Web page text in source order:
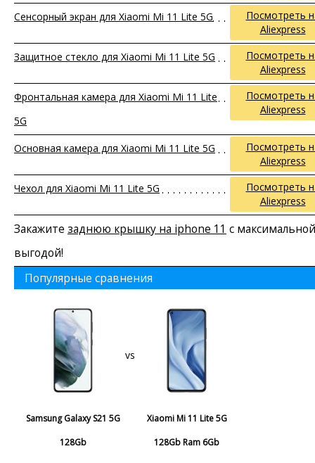
Сенсорный экран для Xiaomi Mi 11 Lite 5G
Посмотреть
Aliexpress
Защитное стекло для Xiaomi Mi 11 Lite 5G
Посмотреть
Aliexpress
Фронтальная камера для Xiaomi Mi 11 Lite
5G
Посмотреть
Aliexpress
Основная камера для Xiaomi Mi 11 Lite 5G
Посмотреть
Aliexpress
Чехол для Xiaomi Mi 11 Lite 5G
Посмотреть
Aliexpress
Закажите заднюю крышку на iphone 11 с максимальной
выгодой!
Популярные сравнения
Samsung Galaxy S21 5G
128Gb
vs
Xiaomi Mi 11 Lite 5G
128Gb Ram 6Gb